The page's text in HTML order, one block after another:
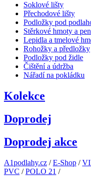
Soklové lišty
Přechodové lišty
Podložky pod
Stěrkové hmoty a
Lepidla a tmelové
Rohožky a předložky
Podložky pod židle
Čištění a údržba
Nářadí na pokládku
Kolekce
Doprodej
Doprodej akce
A1podlahy.cz /E-Shop /
PVC /POLO 21 /